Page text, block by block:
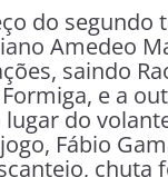
do segundo
Amedeo
saindo
e a
lugar do
Fábio
chuta